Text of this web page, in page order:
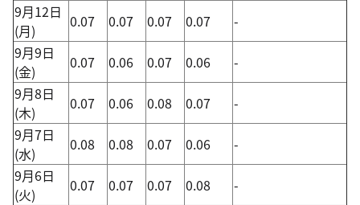
9月12日
(月)
0.07 0.07 0.07 0.07
-
9月9日
(金)
0.07 0.06 0.07 0.06
-
9月8日
(木)
0.07 0.06 0.08 0.07
-
9月7日
(水)
0.08 0.08 0.07 0.06
-
9月6日
(火)
0.07 0.07 0.07 0.08
-